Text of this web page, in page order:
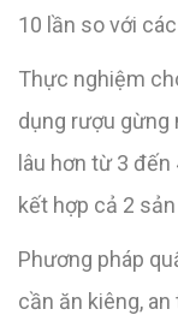
10 lần so với
Thực nghiệm
dụng rượu gừng
lâu hơn từ 3
kết hợp cả 2
Phương pháp
cần ăn kiêng,